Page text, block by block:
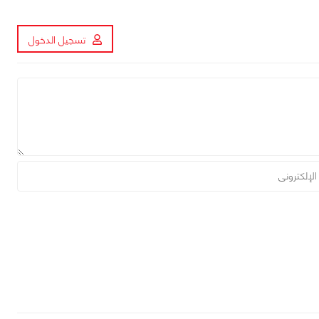
تسجيل الدخول